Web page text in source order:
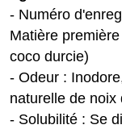
- Numéro
Matière
coco durcie)
- Odeur :
naturelle de noix
- Solubilité : Se